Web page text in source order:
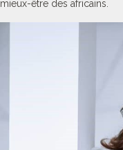
mieux-être des africains.